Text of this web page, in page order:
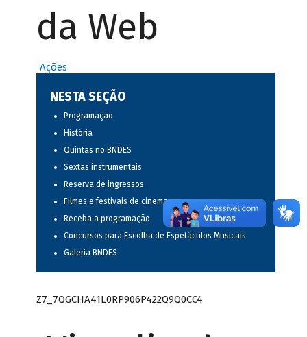
da Web
Ações
NESTA SEÇÃO
Programação
História
Quintas no BNDES
Sextas instrumentais
Reserva de ingressos
Filmes e festivais de cinema
Receba a programação
Concursos para Escolha de Espetáculos Musicais
Galeria BNDES
Z7_7QGCHA41L0RP906P422Q9Q0CC4